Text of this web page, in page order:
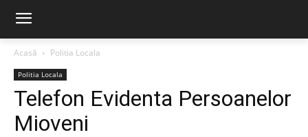
Acasă Politia Locala
Politia Locala
Telefon Evidenta Persoanelor
Mioveni